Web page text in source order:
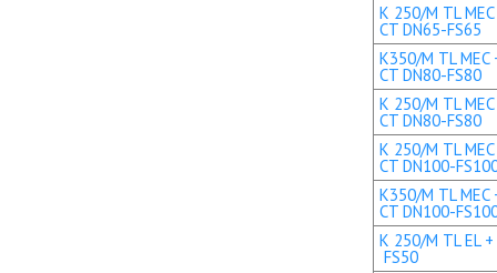
K 250/M TL MEC
CT DN65-FS65
K350/M TL MEC
CT DN80-FS80
K 250/M TL MEC
CT DN80-FS80
K 250/M TL MEC
CT DN100-
K350/M TL MEC
CT DN100-
K 250/M TL EL +
FS50